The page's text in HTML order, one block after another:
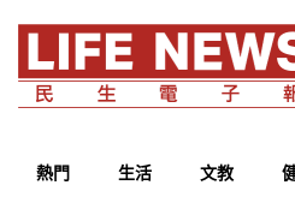
熱門 生活 文教